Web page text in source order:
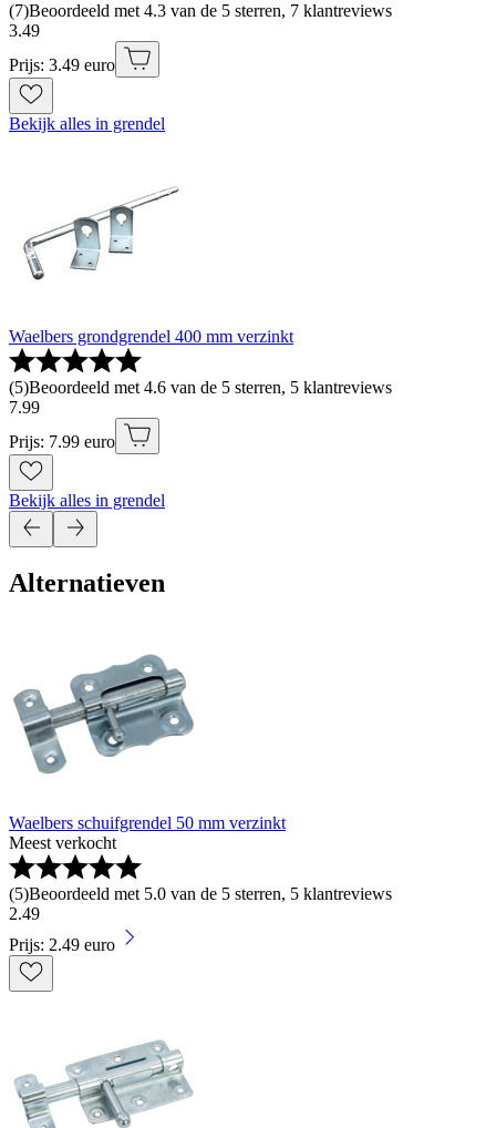
(7)Beoordeeld met 4.3 van de 5 sterren, 7 klantreviews
3.49
Prijs: 3.49 euro
Bekijk alles in grendel
Waelbers grondgrendel 400 mm verzinkt
(5)Beoordeeld met 4.6 van de 5 sterren, 5 klantreviews
7.99
Prijs: 7.99 euro
Bekijk alles in grendel
Alternatieven
Waelbers schuifgrendel 50 mm verzinkt
Meest verkocht
(5)Beoordeeld met 5.0 van de 5 sterren, 5 klantreviews
2.49
Prijs: 2.49 euro